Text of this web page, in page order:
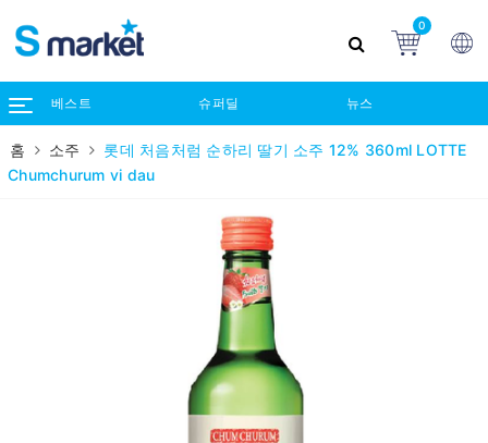
0
베스트 슈퍼딜 뉴스
홈 소주
롯데 처음처럼 순하리 딸기 소주 12% 360ml LOTTE
Chumchurum vi dau